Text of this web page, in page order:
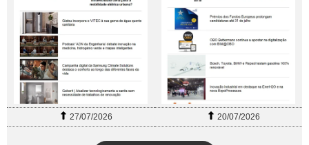
27/07/2026 20/07/2026